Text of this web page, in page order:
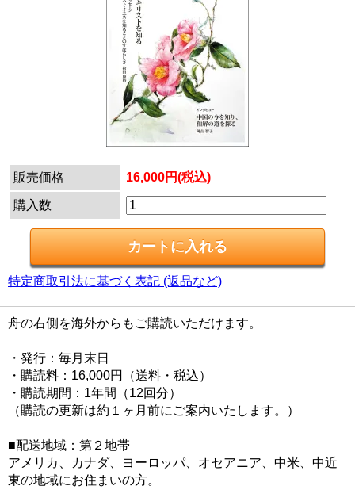
販売価格 16,000円(税込)
購入数
特定商取引法に基づく表記 (返品など)
舟の右側を海外からもご購読いただけます。
・発行：毎月末日
・購読料：16,000円（送料・税込）
・購読期間：1年間（12回分）
（購読の更新は約１ヶ月前にご案内いたします。）
■配送地域：第２地帯
アメリカ、カナダ、ヨーロッパ、オセアニア、中米、中近
東の地域にお住まいの方。